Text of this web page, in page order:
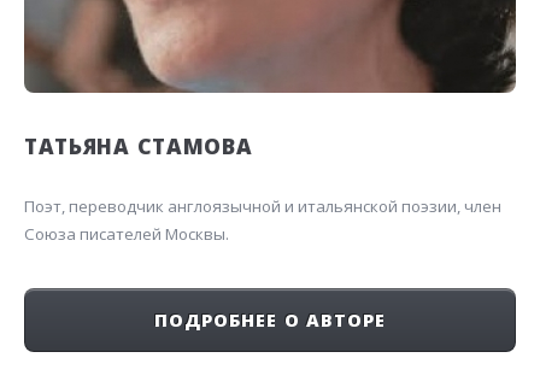
ТАТЬЯНА СТАМОВА
Поэт, переводчик англоязычной и итальянской поэзии, член
Союза писателей Москвы.
ПОДРОБНЕЕ О АВТОРЕ